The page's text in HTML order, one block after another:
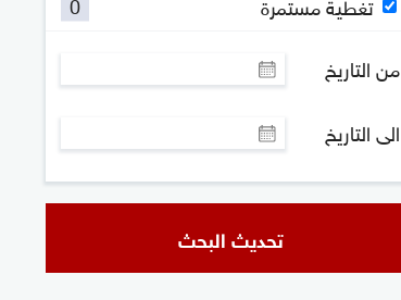
من التاريخ
الى التاريخ
تحديث البحث